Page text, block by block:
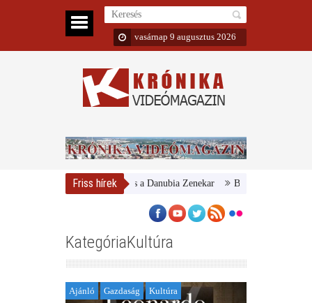
vasárnap 9 augusztus 2026
Friss hírek
Magyar Nemzeti Galéria és a Danubia Zenekar Bemutatta 2024/25-ös
KategóriaKultúra
Ajánló Gazdaság Kultúra